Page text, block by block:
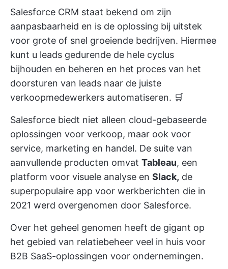
Salesforce CRM staat bekend om zijn
aanpasbaarheid en is de oplossing bij uitstek
voor grote of snel groeiende bedrijven. Hiermee
kunt u leads gedurende de hele cyclus
bijhouden en beheren en het proces van het
doorsturen van leads naar de juiste
verkoopmedewerkers automatiseren. 🛒
Salesforce biedt niet alleen cloud-gebaseerde
oplossingen voor verkoop, maar ook voor
service, marketing en handel. De suite van
aanvullende producten omvat Tableau, een
platform voor visuele analyse en Slack, de
superpopulaire app voor werkberichten die in
2021 werd overgenomen door Salesforce.
Over het geheel genomen heeft de gigant op
het gebied van relatiebeheer veel in huis voor
B2B SaaS-oplossingen voor ondernemingen.